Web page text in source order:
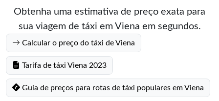
Obtenha uma estimativa de preço exata para
sua viagem de táxi em Viena em segundos.
Calcular o preço do táxi de Viena
Tarifa de táxi Viena 2023
Guia de preços para rotas de táxi populares em Viena